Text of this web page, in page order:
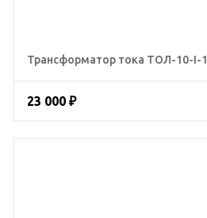
Трансформатор тока ТОЛ-10-I-
23 000 ₽